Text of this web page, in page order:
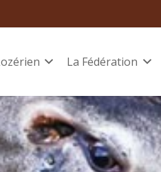
La Fédération